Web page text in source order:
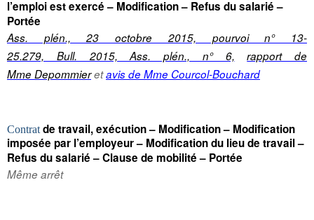
l’emploi est exercé – Modification – Refus du salarié –
Portée
Ass. plén., 23 octobre 2015, pourvoi n° 13-
25.279, Bull. 2015, Ass. plén., n° 6,
rapport de
Mme Depommieretavis de Mme Courcol-Bouchard
Contratde travail, exécution – Modification – Modification
imposée par l’employeur – Modification du lieu de travail –
Refus du salarié – Clause de mobilité – Portée
Même arrêt